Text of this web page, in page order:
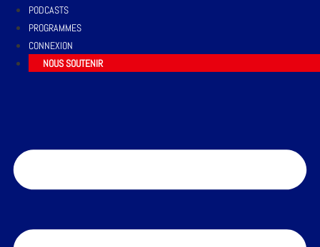
PODCASTS
PROGRAMMES
CONNEXION
NOUS SOUTENIR